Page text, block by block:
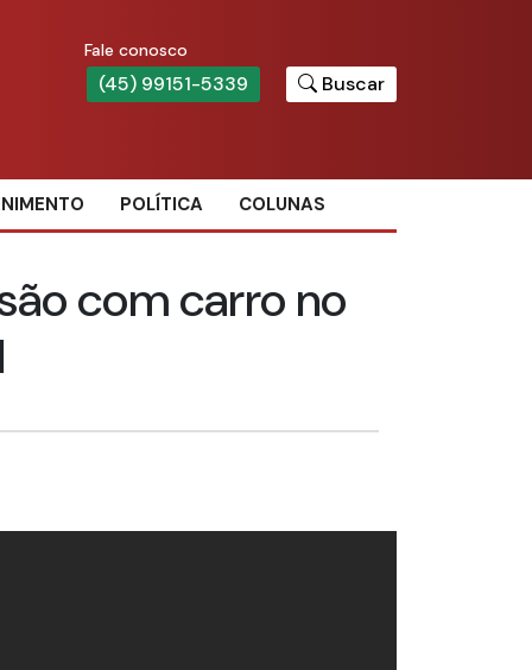
Fale conosco
(45) 99151-5339 Buscar
POLÍTICA COLUNAS
com carro no